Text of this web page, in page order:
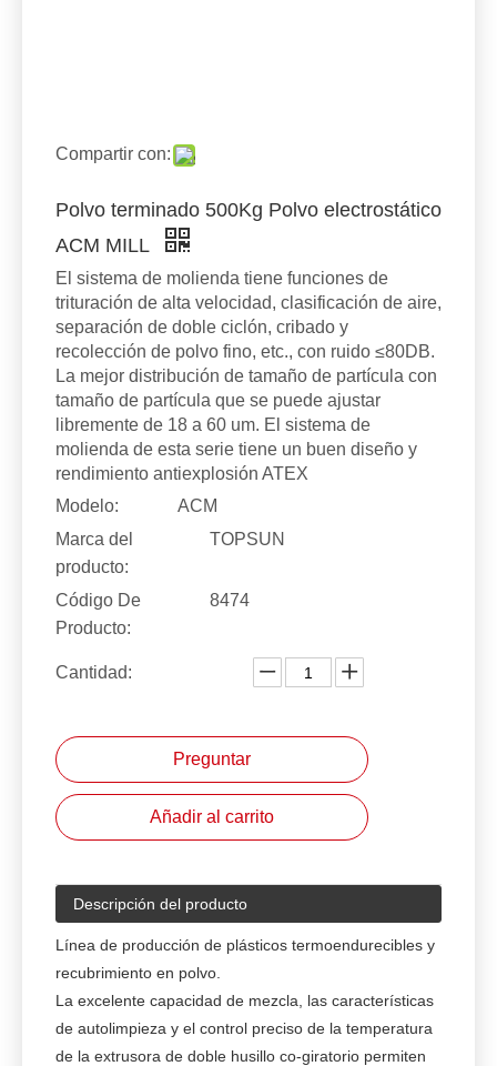
Compartir con:
Polvo terminado 500Kg Polvo electrostático
ACM MILL
El sistema de molienda tiene funciones de
trituración de alta velocidad, clasificación de aire,
separación de doble ciclón, cribado y
recolección de polvo fino, etc., con ruido ≤80DB.
La mejor distribución de tamaño de partícula con
tamaño de partícula que se puede ajustar
libremente de 18 a 60 um. El sistema de
molienda de esta serie tiene un buen diseño y
rendimiento antiexplosión ATEX
Modelo:
ACM
Marca del
producto:
TOPSUN
Código De
Producto:
8474
Cantidad:
Preguntar
Añadir al carrito
Descripción del producto
Línea de producción de plásticos termoendurecibles y
recubrimiento en polvo.
La excelente capacidad de mezcla, las características
de autolimpieza y el control preciso de la temperatura
de la extrusora de doble husillo co-giratorio permiten